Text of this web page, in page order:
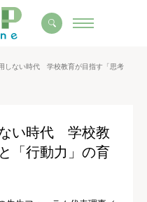
しない時代 学校教育が目指す「思考
い時代 学校教
「行動力」の育